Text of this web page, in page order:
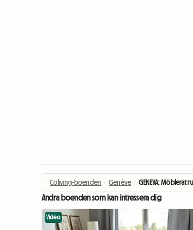
Coliving-boenden › Genève › GENEVA: Möblerat
Andra boenden som kan intressera dig
Video